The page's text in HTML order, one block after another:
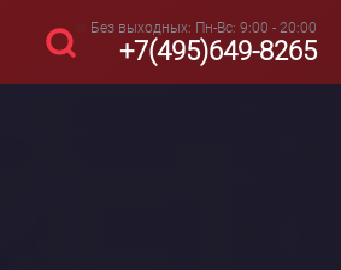
Без выходных: Пн-Вс: 9:00 - 20:00
+7(495)649-8265